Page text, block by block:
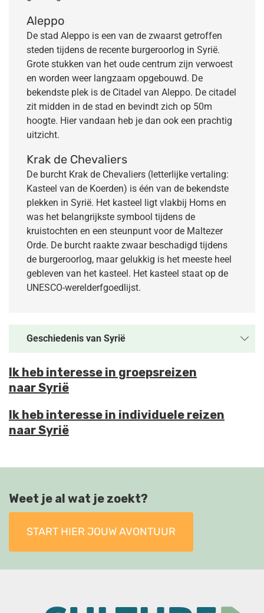
Aleppo
De stad Aleppo is een van de zwaarst getroffen
steden tijdens de recente burgeroorlog in Syrië.
Grote stukken van het oude centrum zijn verwoest
en worden weer langzaam opgebouwd. De
bekendste plek is de Citadel van Aleppo. De citadel
zit midden in de stad en bevindt zich op 50m
hoogte. Hier vandaan heb je dan ook een prachtig
uitzicht.
Krak de Chevaliers
De burcht Krak de Chevaliers (letterlijke vertaling:
Kasteel van de Koerden) is één van de bekendste
plekken in Syrië. Het kasteel ligt vlakbij Homs en
was het belangrijkste symbool tijdens de
kruistochten en een steunpunt voor de Maltezer
Orde. De burcht raakte zwaar beschadigd tijdens
de burgeroorlog, maar gelukkig is het meeste heel
gebleven van het kasteel. Het kasteel staat op de
UNESCO-werelderfgoedlijst.
Geschiedenis van Syrië
Ik heb interesse in groepsreizen
naar Syrië
Ik heb interesse in individuele reizen
naar Syrië
Weet je al wat je zoekt?
START HIER JOUW AVONTUUR